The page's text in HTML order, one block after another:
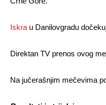
Iskra u Danilovgradu
Direktan TV prenos ovog
Na jučerašnjim mečevima